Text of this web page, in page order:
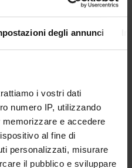
degli annunci
i vostri dati
numero IP, utilizzando
e accedere
al fine di
personalizzati, misurare
il pubblico e sviluppare
OFFICES
OFFICES